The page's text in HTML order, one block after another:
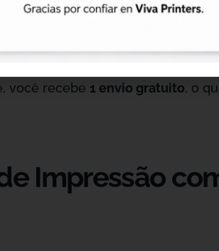
você recebe 1 envio gratuito, o
Impressão